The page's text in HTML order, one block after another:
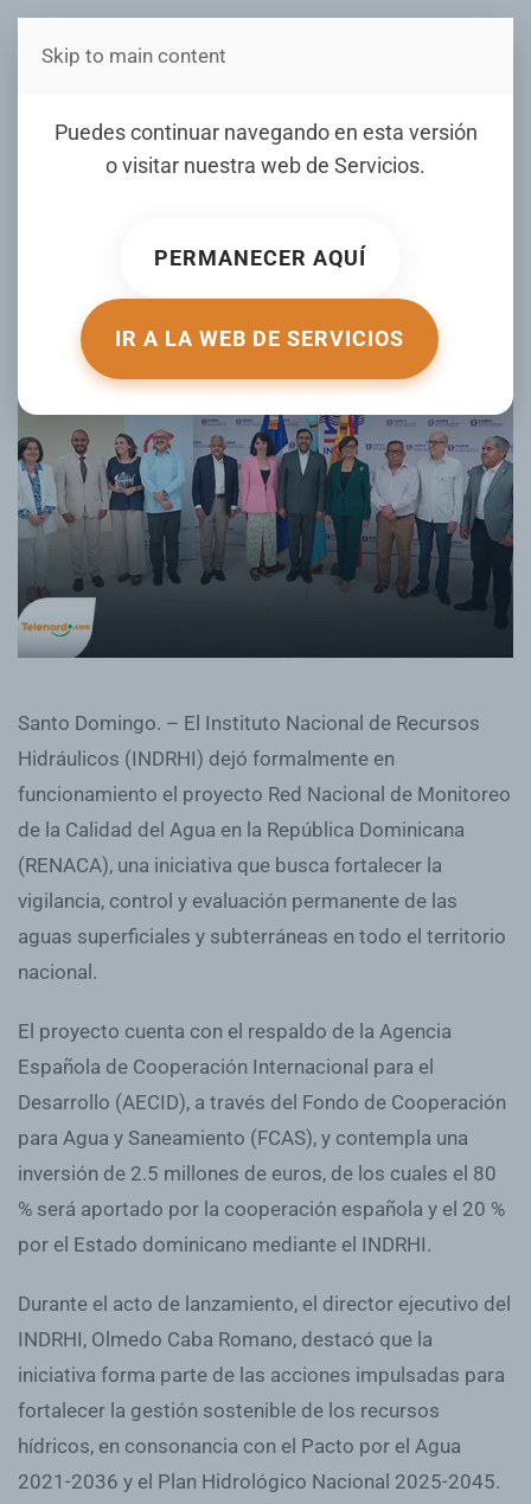
Estás en Telenord Medios
Puedes continuar navegando en esta versión
o visitar nuestra web de Servicios.
PERMANECER AQUÍ
IR A LA WEB DE SERVICIOS
Skip to main content
INDRHI lanza red nacional
para monitorear la calidad
ESCRITO POR JOHANNY PAULINO EL 03 JUNIO 2026
Santo Domingo. – El Instituto Nacional de Recursos
Hidráulicos (INDRHI) dejó formalmente en
funcionamiento el proyecto Red Nacional de Monitoreo
de la Calidad del Agua en la República Dominicana
(RENACA), una iniciativa que busca fortalecer la
vigilancia, control y evaluación permanente de las
aguas superficiales y subterráneas en todo el territorio
nacional.
El proyecto cuenta con el respaldo de la Agencia
Española de Cooperación Internacional para el
Desarrollo (AECID), a través del Fondo de Cooperación
para Agua y Saneamiento (FCAS), y contempla una
inversión de 2.5 millones de euros, de los cuales el 80
% será aportado por la cooperación española y el 20 %
por el Estado dominicano mediante el INDRHI.
Durante el acto de lanzamiento, el director ejecutivo del
INDRHI, Olmedo Caba Romano, destacó que la
iniciativa forma parte de las acciones impulsadas para
fortalecer la gestión sostenible de los recursos
hídricos, en consonancia con el Pacto por el Agua
2021-2036 y el Plan Hidrológico Nacional 2025-2045.